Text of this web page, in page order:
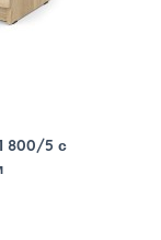
800/5 с